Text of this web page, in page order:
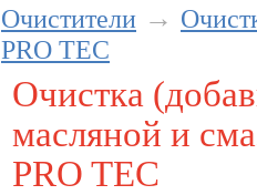
Очистители →
PRO TEC
Очистка
масляной и
PRO TEC